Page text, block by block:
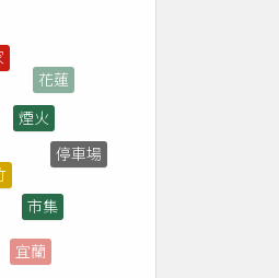
煙火
優惠券
市集
宜蘭